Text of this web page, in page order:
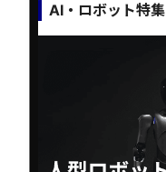
AI・ロボット特集